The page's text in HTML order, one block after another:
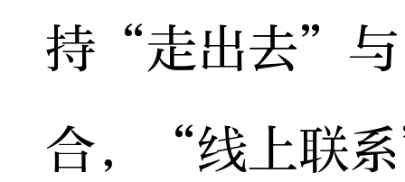
持“走出去”
合，“线上联